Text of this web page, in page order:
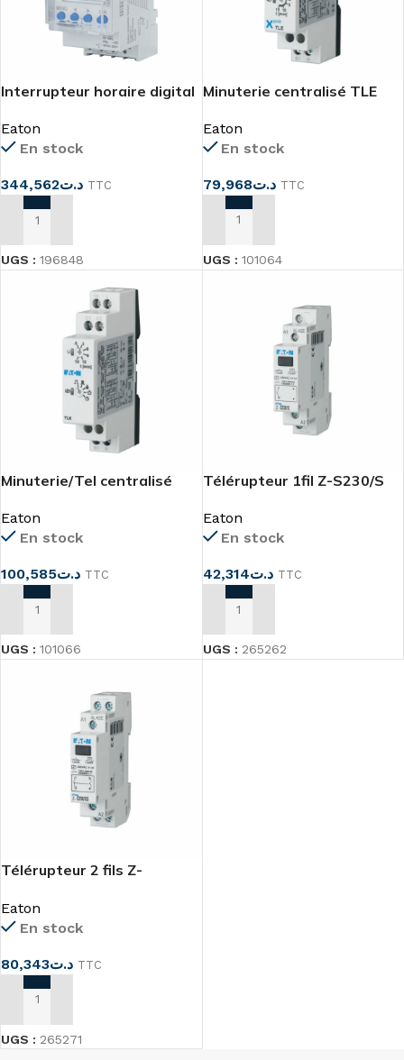
Interrupteur horaire digital
Eaton
En stock
د.ت344,562 TTC
AJOUTER AU PANIER
UGS : 196848
Minuterie centralisé TLE
Eaton
En stock
د.ت79,968 TTC
AJOUTER AU PANIER
UGS : 101064
Minuterie/Tel centralisé
Eaton
En stock
د.ت100,585 TTC
AJOUTER AU PANIER
UGS : 101066
Télérupteur 1fil Z-S230/S
Eaton
En stock
د.ت42,314 TTC
AJOUTER AU PANIER
UGS : 265262
Télérupteur 2 fils Z-
Eaton
En stock
د.ت80,343 TTC
AJOUTER AU PANIER
UGS : 265271